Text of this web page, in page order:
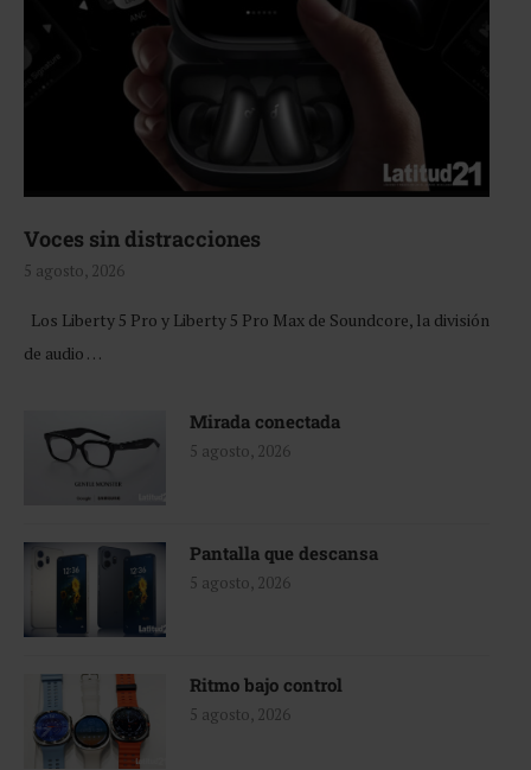
Voces sin distracciones
5 agosto, 2026
Los Liberty 5 Pro y Liberty 5 Pro Max de Soundcore, la división
de audio …
Mirada conectada
5 agosto, 2026
Pantalla que descansa
5 agosto, 2026
Ritmo bajo control
5 agosto, 2026